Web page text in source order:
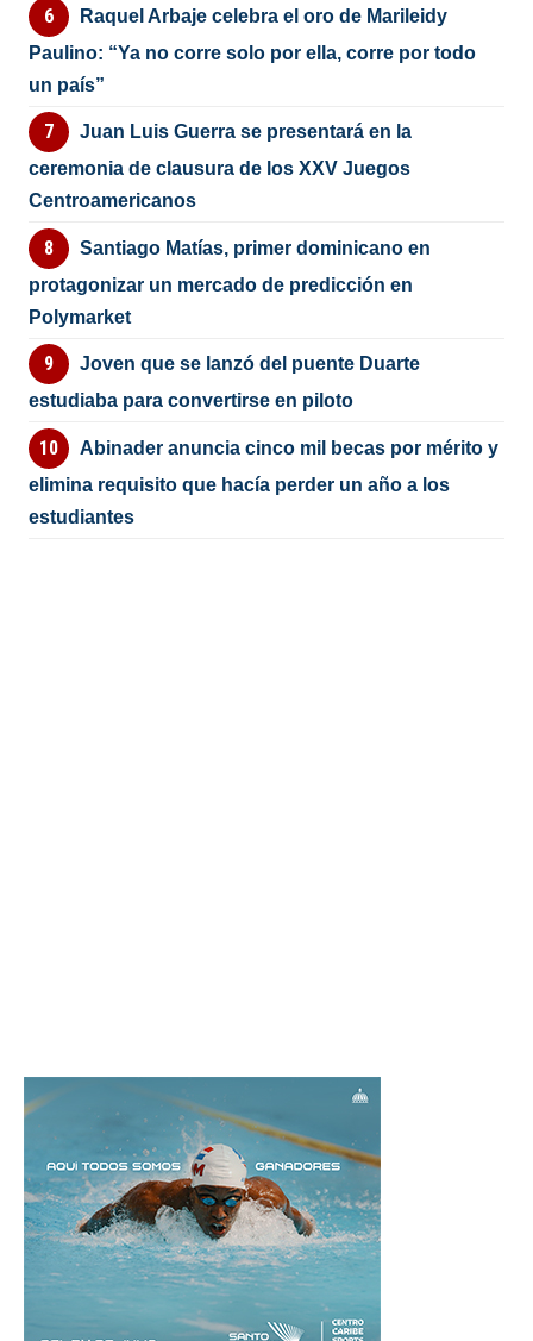
Raquel Arbaje celebra el oro de Marileidy
Paulino: “Ya no corre solo por ella, corre por todo
un país”
Juan Luis Guerra se presentará en la
ceremonia de clausura de los XXV Juegos
Centroamericanos
Santiago Matías, primer dominicano en
protagonizar un mercado de predicción en
Polymarket
Joven que se lanzó del puente Duarte
estudiaba para convertirse en piloto
Abinader anuncia cinco mil becas por mérito y
elimina requisito que hacía perder un año a los
estudiantes